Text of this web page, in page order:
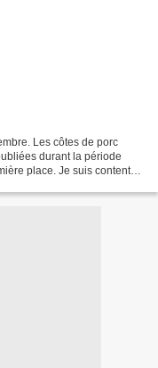
Les côtes de porc
durant la période
place. Je suis contente